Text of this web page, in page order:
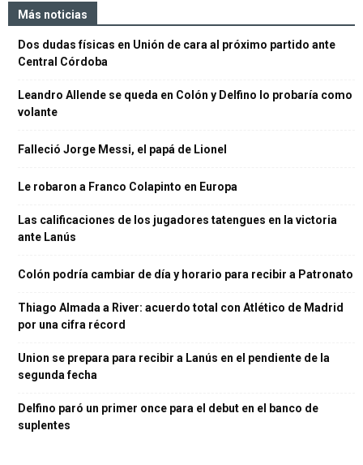
Más noticias
Dos dudas físicas en Unión de cara al próximo partido ante
Central Córdoba
Leandro Allende se queda en Colón y Delfino lo probaría como
volante
Falleció Jorge Messi, el papá de Lionel
Le robaron a Franco Colapinto en Europa
Las calificaciones de los jugadores tatengues en la victoria
ante Lanús
Colón podría cambiar de día y horario para recibir a Patronato
Thiago Almada a River: acuerdo total con Atlético de Madrid
por una cifra récord
Union se prepara para recibir a Lanús en el pendiente de la
segunda fecha
Delfino paró un primer once para el debut en el banco de
suplentes